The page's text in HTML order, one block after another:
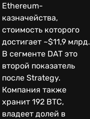
Ethereum-
казначейства,
стоимость которого
достигает ~$11,9 млрд.
В сегменте DAT это
второй показатель
после Strategy.
Компания также
хранит 192 BTC,
владеет долей в